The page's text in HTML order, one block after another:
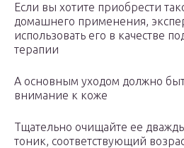
Если вы хотите приобрести
домашнего применения,
использовать его в качестве
терапии
А основным уходом должно
внимание к коже
Тщательно очищайте ее
тоник, соответствующий